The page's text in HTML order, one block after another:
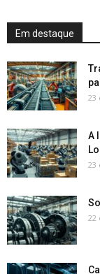
Em destaque
23
A
23
22